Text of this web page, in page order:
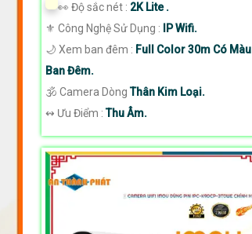
️👀 Độ sắc nét : 2K Lite .
⚜️ Công Nghệ Sử Dụng :
IP Wifi.
🌙 Xem ban đêm : Full Color 30m Có Màu
Ban Đêm.
🕉️ Camera DòngThân Kim Loại.
️↭ Ưu Điểm :Thu Âm.